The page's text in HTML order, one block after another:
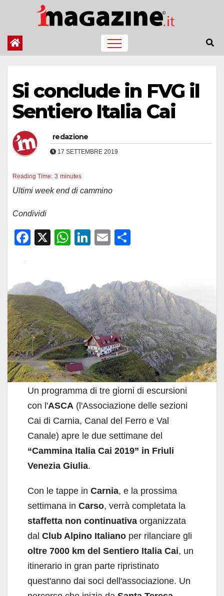
contenuto
Si conclude in FVG il
Sentiero Italia Cai
redazione
17 SETTEMBRE 2019
Reading Time: 3 minutes
Ultimi week end di cammino
Condividi
F
e
b
o
o
k
X
W
A
p
p
Li
e
dI
n
E
di
vi
di
Un programma di tre giorni di escursioni
con l'ASCA (l'Associazione delle sezioni
Cai di Carnia, Canal del Ferro e Val
Canale) apre le due settimane del
“Cammina Italia Cai 2019” in Friuli
Venezia Giulia.
Con le tappe in Carnia, e la prossima
settimana in Carso, verrà completata la
staffetta non continuativa organizzata
dal Club Alpino Italiano per rilanciare gli
oltre 7000 km del Sentiero Italia Cai, un
itinerario in gran parte ripristinato
quest'anno dai soci dell'associazione. Un